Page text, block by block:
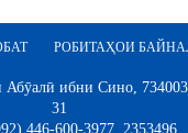
РОБИТАҲОИ
Абӯалӣ ибни Сино,
31
446-600-3977, 2353496